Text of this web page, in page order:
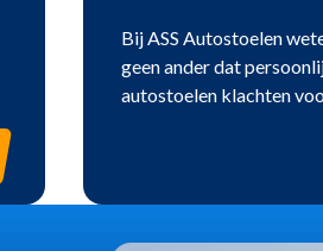
Bij ASS Autostoelen
geen ander dat
autostoelen klachten